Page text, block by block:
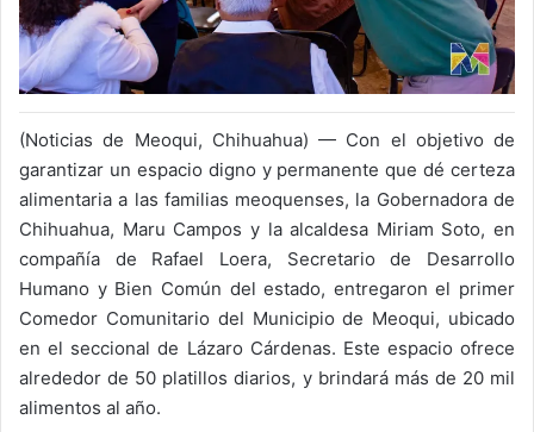
(Noticias de Meoqui, Chihuahua) — Con el objetivo de
garantizar un espacio digno y permanente que dé certeza
alimentaria a las familias meoquenses, la Gobernadora de
Chihuahua, Maru Campos y la alcaldesa Miriam Soto, en
compañía de Rafael Loera, Secretario de Desarrollo
Humano y Bien Común del estado, entregaron el primer
Comedor Comunitario del Municipio de Meoqui, ubicado
en el seccional de Lázaro Cárdenas. Este espacio ofrece
alrededor de 50 platillos diarios, y brindará más de 20 mil
alimentos al año.